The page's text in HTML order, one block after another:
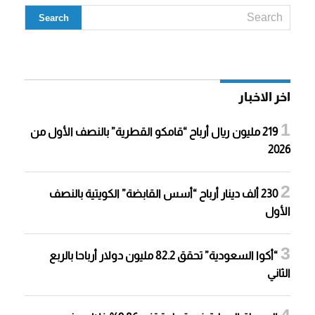
اخر الاخبار
219 مليون ريال أرباح “قامكو القطرية” بالنصف الأول من
2026
230 ألف دينار أرباح “أسس القابضة” الكويتية بالنصف
الأول
“أكوا السعودية” تحقق 82.2 مليون دولار أرباحا بالربع
الثاني